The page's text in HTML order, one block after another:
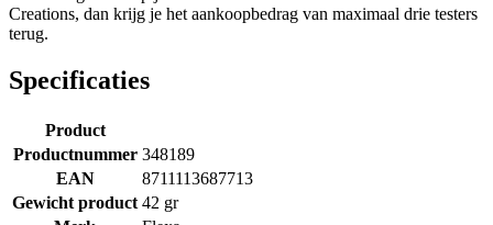
Creations, dan krijg je het aankoopbedrag van maximaal drie testers
terug.
Specificaties
Product
Productnummer 348189
EAN
8711113687713
Gewicht product 42 gr